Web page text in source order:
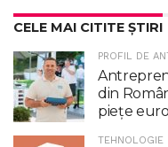
CELE MAI CITITE ȘTIRI
PROFIL DE
din
piețe
TEHNOLOGIE